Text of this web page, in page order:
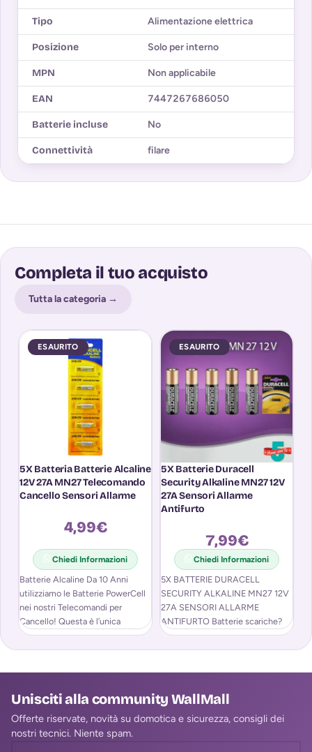
Tipo Alimentazione elettrica
Posizione Solo per interno
MPN Non applicabile
EAN 7447267686050
Batterie incluse No
Connettività filare
Completa il tuo acquisto
Tutta la categoria →
ESAURITO
5X Batteria Batterie Alcaline
12V 27A MN27 Telecomando
Cancello Sensori Allarme
4,99€
Chiedi Informazioni
Batterie Alcaline Da 10 Anni
utilizziamo le Batterie PowerCell
nei nostri Telecomandi per
Cancello! Questa è l’unica
batteria che ha
ESAURITO
5X Batterie Duracell
Security Alkaline MN27 12V
27A Sensori Allarme
Antifurto
7,99€
Chiedi Informazioni
5X BATTERIE DURACELL
SECURITY ALKALINE MN27 12V
27A SENSORI ALLARME
ANTIFURTO Batterie scariche?
Ricarica i tuoi dispositivi
elettronici più importanti
Unisciti alla community WallMall
Offerte riservate, novità su domotica e sicurezza, consigli dei
nostri tecnici. Niente spam.